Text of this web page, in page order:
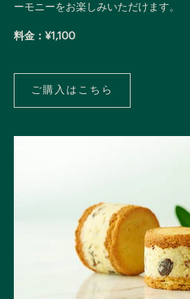
ーモニーをお楽しみいただけます。
料金：¥1,100
ご購入はこちら
ご
購